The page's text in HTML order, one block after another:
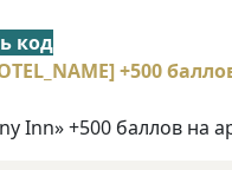
код
Inn» +500 баллов на